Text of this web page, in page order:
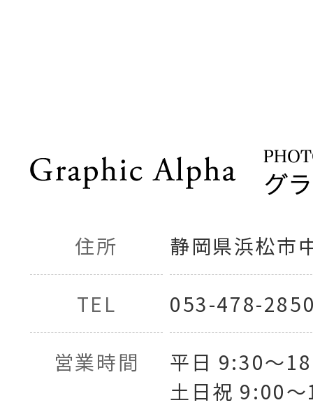
住所 静岡県浜松市
TEL 053-478-
営業時間
平日 9:30〜
土日祝 9:00